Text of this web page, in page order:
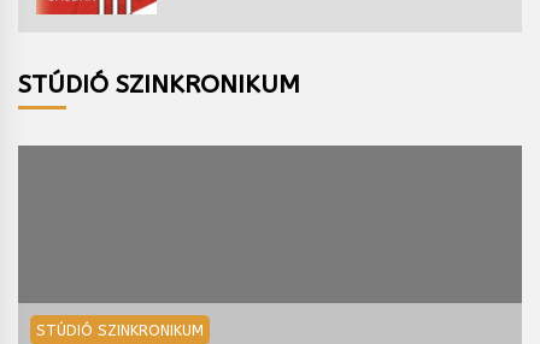
STÚDIÓ SZINKRONIKUM
STÚDIÓ SZINKRONIKUM